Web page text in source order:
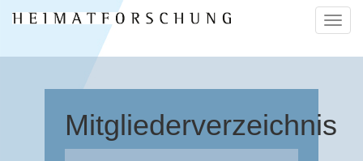
ein-/
Mitgliederverzeichnis